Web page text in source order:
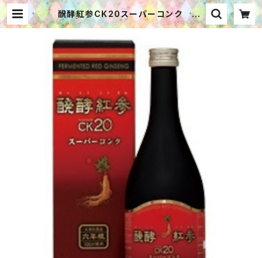
醗酵紅参CK20スーパーコンク 50
0㎖ | ゆる漢方®で毎日ハッピー W